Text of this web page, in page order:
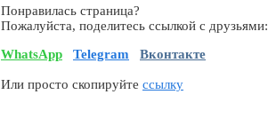
Понравилась страница?
Пожалуйста, поделитесь ссылкой с друзьями:
WhatsApp
Telegram Вконтакте
Или просто скопируйте ссылку